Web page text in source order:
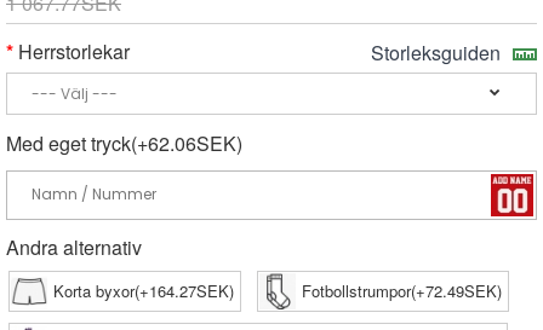
Herrstorlekar
Storleksguiden
Med eget tryck(+62.06SEK)
Andra alternativ
Korta byxor(+164.27SEK) Fotbollstrumpor(+72.49SEK)